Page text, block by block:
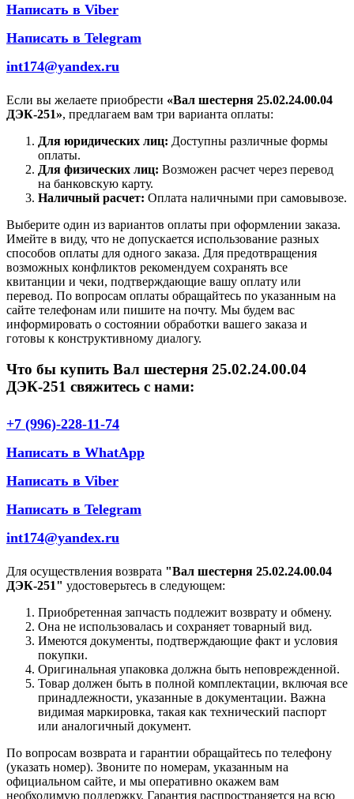
Написать в Viber
Написать в Telegram
int174@yandex.ru
Если вы желаете приобрести «Вал шестерня 25.02.24.00.04
ДЭК-251», предлагаем вам три варианта оплаты:
Для юридических лиц: Доступны различные формы
оплаты.
Для физических лиц: Возможен расчет через перевод
на банковскую карту.
Наличный расчет: Оплата наличными при самовывозе.
Выберите один из вариантов оплаты при оформлении заказа.
Имейте в виду, что не допускается использование разных
способов оплаты для одного заказа. Для предотвращения
возможных конфликтов рекомендуем сохранять все
квитанции и чеки, подтверждающие вашу оплату или
перевод. По вопросам оплаты обращайтесь по указанным на
сайте телефонам или пишите на почту. Мы будем вас
информировать о состоянии обработки вашего заказа и
готовы к конструктивному диалогу.
Что бы купить Вал шестерня 25.02.24.00.04
ДЭК-251 свяжитесь с нами:
+7 (996)-228-11-74
Написать в WhatApp
Написать в Viber
Написать в Telegram
int174@yandex.ru
Для осуществления возврата "Вал шестерня 25.02.24.00.04
ДЭК-251" удостоверьтесь в следующем:
Приобретенная запчасть подлежит возврату и обмену.
Она не использовалась и сохраняет товарный вид.
Имеются документы, подтверждающие факт и условия
покупки.
Оригинальная упаковка должна быть неповрежденной.
Товар должен быть в полной комплектации, включая все
принадлежности, указанные в документации. Важна
видимая маркировка, такая как технический паспорт
или аналогичный документ.
По вопросам возврата и гарантии обращайтесь по телефону
(указать номер). Звоните по номерам, указанным на
официальном сайте, и мы оперативно окажем вам
необходимую поддержку. Гарантия распространяется на всю